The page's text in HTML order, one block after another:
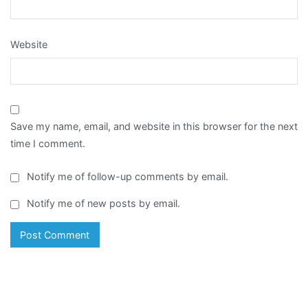
Website
Save my name, email, and website in this browser for the next
time I comment.
Notify me of follow-up comments by email.
Notify me of new posts by email.